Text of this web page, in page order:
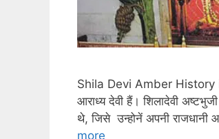
Shila Devi Amber History
आराध्य देवी हैं। शिलादेवी
थे, जिसे उन्होनें अपनी राजधानी
more